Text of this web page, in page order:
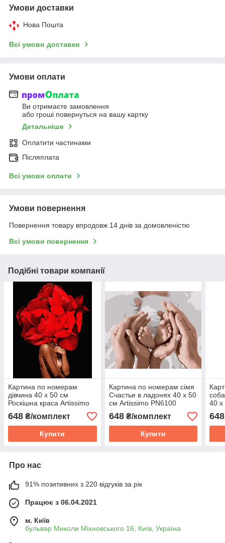
Умови доставки
Нова Пошта
Всі умови доставки
Умови оплати
Ви отримаєте замовлення
або гроші повернуться на вашу картку
Детальніше
Оплатити частинами
Післяплата
Всі умови оплати
Умови повернення
Повернення товару впродовж 14 днів за домовленістю
Всі умови повернення
Подібні товари компанії
Картина по номерам
дівчина 40 х 50 см
Роскішна краса Artissimo
PN2347 melmil
648 ₴/комплект
Купити
Картина по номерам сімя
Счастье в ладонях 40 х 50
см Artissimo PN6100
melmil
648₴/комплект
Купити
40 х
648
Про нас
91% позитивних з 220 відгуків за рік
Працює з 06.04.2021
м. Київ
бульвар Миколи Міхновського 16, Київ, Україна